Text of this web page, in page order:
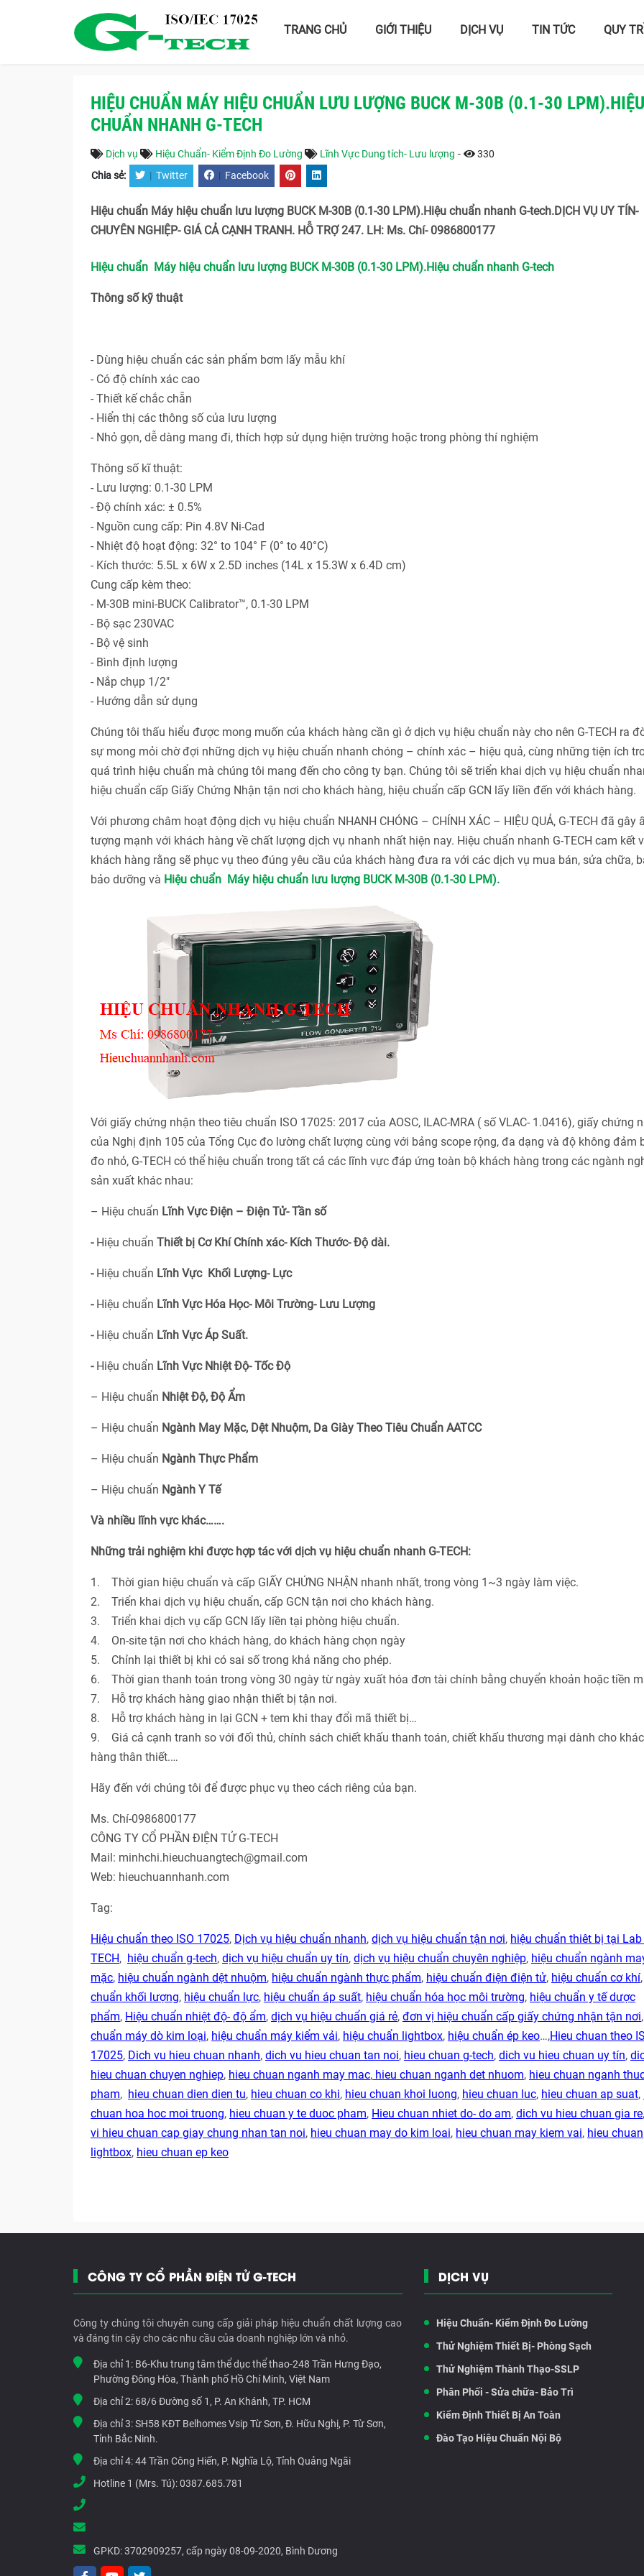
TRANG CHỦ GIỚI THIỆU DỊCH VỤ TIN TỨC QUY
HIỆU CHUẨN MÁY HIỆU CHUẨN LƯU LƯỢNG BUCK M-30B (0.1-30 LPM).HIỆU
CHUẨN NHANH G-TECH
Dịch vụ Hiệu Chuẩn- Kiểm Định Đo Lường Lĩnh Vực Dung tích- Lưu lượng - 330
Chia sẻ: | Twitter | Facebook
Hiệu chuẩn Máy hiệu chuẩn lưu lượng BUCK M-30B (0.1-30 LPM).Hiệu chuẩn nhanh G-tech.DỊCH VỤ UY TÍN-
CHUYÊN NGHIỆP- GIÁ CẢ CẠNH TRANH. HỖ TRỢ 247. LH: Ms. Chí- 0986800177
Hiệu chuẩn Máy hiệu chuẩn lưu lượng BUCK M-30B (0.1-30 LPM).Hiệu chuẩn nhanh G-tech
Thông số kỹ thuật
- Dùng hiệu chuẩn các sản phẩm bơm lấy mẫu khí
- Có độ chính xác cao
- Thiết kế chắc chẵn
- Hiển thị các thông số của lưu lượng
- Nhỏ gọn, dễ dàng mang đi, thích hợp sử dụng hiện trường hoặc trong phòng thí nghiệm
Thông số kĩ thuật:
- Lưu lượng: 0.1-30 LPM
- Độ chính xác: ± 0.5%
- Nguồn cung cấp: Pin 4.8V Ni-Cad
- Nhiệt độ hoạt động: 32° to 104° F (0° to 40°C)
- Kích thước: 5.5L x 6W x 2.5D inches (14L x 15.3W x 6.4D cm)
Cung cấp kèm theo:
- M-30B mini-BUCK Calibrator™, 0.1-30 LPM
- Bộ sạc 230VAC
- Bộ vệ sinh
- Bình định lượng
- Nắp chụp 1/2"
- Hướng dẫn sử dụng
Chúng tôi thấu hiểu được mong muốn của khách hàng cần gì ở dịch vụ hiệu chuẩn này cho nên G-TECH ra
sự mong mỏi chờ đợi những dịch vụ hiệu chuẩn nhanh chóng – chính xác – hiệu quả, cùng những tiện ích
quá trình hiệu chuẩn mà chúng tôi mang đến cho công ty bạn. Chúng tôi sẽ triển khai dịch vụ hiệu chuẩn
hiệu chuẩn cấp Giấy Chứng Nhận tận nơi cho khách hàng, hiệu chuẩn cấp GCN lấy liền đến với khách hàng.
Với phương châm hoạt động dịch vụ hiệu chuẩn NHANH CHÓNG – CHÍNH XÁC – HIỆU QUẢ, G-TECH đã gây
tượng mạnh với khách hàng về chất lượng dịch vụ nhanh nhất hiện nay. Hiệu chuẩn nhanh G-TECH cam kết
khách hàng rằng sẽ phục vụ theo đúng yêu cầu của khách hàng đưa ra với các dịch vụ mua bán, sửa chữa,
bảo dưỡng và Hiệu chuẩn Máy hiệu chuẩn lưu lượng BUCK M-30B (0.1-30 LPM).
Với giấy chứng nhận theo tiêu chuẩn ISO 17025: 2017 của AOSC, ILAC-MRA ( số VLAC- 1.0416), giấy chứng
của Nghị định 105 của Tổng Cục đo lường chất lượng cùng với bảng scope rộng, đa dạng và độ không đảm
đo nhỏ, G-TECH có thể hiệu chuẩn trong tất cả các lĩnh vực đáp ứng toàn bộ khách hàng trong các ngành
sản xuất khác nhau:
– Hiệu chuẩn Lĩnh Vực Điện – Điện Tử- Tần số
- Hiệu chuẩn Thiết bị Cơ Khí Chính xác- Kích Thước- Độ dài.
- Hiệu chuẩn Lĩnh Vực Khối Lượng- Lực
- Hiệu chuẩn Lĩnh Vực Hóa Học- Môi Trường- Lưu Lượng
- Hiệu chuẩn Lĩnh Vực Áp Suất.
-Hiệu chuẩn Lĩnh Vực Nhiệt Độ- Tốc Độ
– Hiệu chuẩn Nhiệt Độ, Độ Ẩm
– Hiệu chuẩn Ngành May Mặc, Dệt Nhuộm, Da Giày Theo Tiêu Chuẩn AATCC
– Hiệu chuẩn Ngành Thực Phẩm
– Hiệu chuẩn Ngành Y Tế
Và nhiều lĩnh vực khác…….
Những trải nghiệm khi được hợp tác với dịch vụ hiệu chuẩn nhanh G-TECH:
1. Thời gian hiệu chuẩn và cấp GIẤY CHỨNG NHẬN nhanh nhất, trong vòng 1~3 ngày làm việc.
2. Triển khai dịch vụ hiệu chuẩn, cấp GCN tận nơi cho khách hàng.
3. Triển khai dịch vụ cấp GCN lấy liền tại phòng hiệu chuẩn.
4. On-site tận nơi cho khách hàng, do khách hàng chọn ngày
5. Chỉnh lại thiết bị khi có sai số trong khả năng cho phép.
6. Thời gian thanh toán trong vòng 30 ngày từ ngày xuất hóa đơn tài chính bằng chuyển khoản hoặc tiền
7. Hỗ trợ khách hàng giao nhận thiết bị tận nơi.
8. Hỗ trợ khách hàng in lại GCN + tem khi thay đổi mã thiết bị…
9. Giá cả cạnh tranh so với đối thủ, chính sách chiết khấu thanh toán, chiết khấu thương mại dành cho
hàng thân thiết.…
Hãy đến với chúng tôi để được phục vụ theo cách riêng của bạn.
Ms. Chí-0986800177
CÔNG TY CỔ PHẦN ĐIỆN TỬ G-TECH
Mail: minhchi.hieuchuangtech@gmail.com
Web: hieuchuannhanh.com
Tag:
Hiệu chuẩn theo ISO 17025, Dịch vụ hiệu chuẩn nhanh, dịch vụ hiệu chuẩn tận nơi, hiệu chuẩn thiêt bị tại Lab
TECH, hiệu chuẩn g-tech, dịch vụ hiệu chuẩn uy tín, dịch vụ hiệu chuẩn chuyên nghiệp, hiệu chuẩn ngành
mặc, hiệu chuẩn ngành dệt nhuộm, hiệu chuẩn ngành thực phẩm, hiệu chuẩn điện điện tử, hiệu chuẩn cơ khí,
chuẩn khối lượng, hiệu chuẩn lực, hiệu chuẩn áp suất, hiệu chuẩn hóa học môi trường, hiệu chuẩn y tế dược
phẩm, Hiệu chuẩn nhiệt độ- độ ẩm, dịch vụ hiệu chuẩn giá rẻ, đơn vị hiệu chuẩn cấp giấy chứng nhận tận nơi,
chuẩn máy dò kim loại, hiệu chuẩn máy kiểm vải, hiệu chuẩn lightbox, hiệu chuẩn ép keo…,Hieu chuan theo
17025, Dich vu hieu chuan nhanh, dich vu hieu chuan tan noi, hieu chuan g-tech, dich vu hieu chuan uy tín,
hieu chuan chuyen nghiep, hieu chuan nganh may mac, hieu chuan nganh det nhuom, hieu chuan nganh
pham, hieu chuan dien dien tu, hieu chuan co khi, hieu chuan khoi luong, hieu chuan luc, hieu chuan ap suat,
chuan hoa hoc moi truong, hieu chuan y te duoc pham, Hieu chuan nhiet do- do am, dich vu hieu chuan gia re,
vi hieu chuan cap giay chung nhan tan noi, hieu chuan may do kim loai, hieu chuan may kiem vai, hieu chuan
lightbox, hieu chuan ep keo
CÔNG TY CỔ PHẦN ĐIỆN TỬ G-TECH
Công ty chúng tôi chuyên cung cấp giải pháp hiệu chuẩn chất lượng cao
và đáng tin cậy cho các nhu cầu của doanh nghiệp lớn và nhỏ.
Địa chỉ 1: B6-Khu trung tâm thể dục thể thao-248 Trần Hưng Đạo,
Phường Đông Hòa, Thành phố Hồ Chí Minh, Việt Nam
Địa chỉ 2: 68/6 Đường số 1, P. An Khánh, TP. HCM
Địa chỉ 3:SH58 KĐT Belhomes Vsip Từ Sơn, Đ. Hữu Nghị, P. Từ Sơn,
Tỉnh Bắc Ninh.
Địa chỉ 4:44 Trần Công Hiến, P. Nghĩa Lộ, Tỉnh Quảng Ngãi
Hotline 1 (Mrs. Tú):0387.685.781
GPKD:3702909257, cấp ngày 08-09-2020, Bình Dương
DỊCH VỤ
Hiệu Chuẩn- Kiểm Định Đo Lường
Thử Nghiệm Thiết Bị- Phòng Sạch
Thử Nghiệm Thành Thạo-SSLP
Phân Phối - Sửa chữa- Bảo Trì
Kiểm Định Thiết Bị An Toàn
Đào Tạo Hiệu Chuẩn Nội Bộ